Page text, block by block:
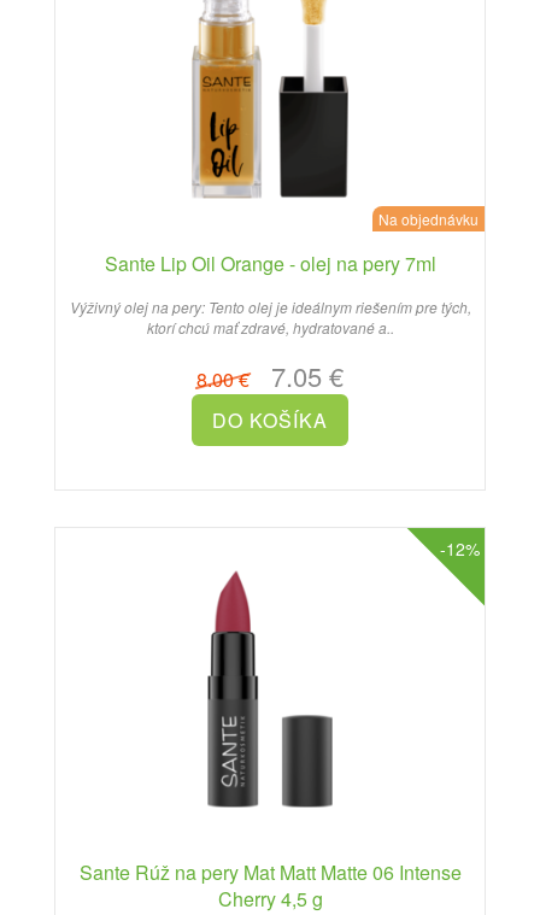
Na objednávku
Sante Lip Oil Orange - olej na pery 7ml
Výživný olej na pery: Tento olej je ideálnym riešením pre tých,
ktorí chcú mať zdravé, hydratované a..
8.00 €7.05 €
-12%
Sante Rúž na pery Mat Matt Matte 06 Intense
Cherry 4,5 g